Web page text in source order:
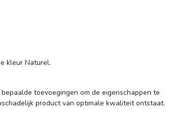
kleur Naturel.
toevoegingen om de eigenschappen te
product van optimale kwaliteit ontstaat.